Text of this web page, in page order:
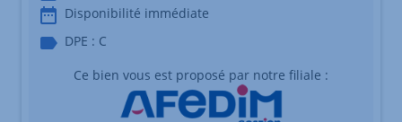
Disponibilité immédiate
DPE : C
Ce bien vous est proposé par notre filiale :